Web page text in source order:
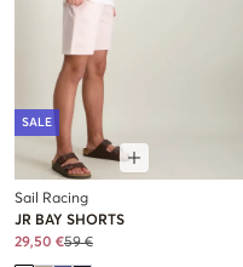
SALE
Sail Racing
JR BAY SHORTS
29,50 €59 €